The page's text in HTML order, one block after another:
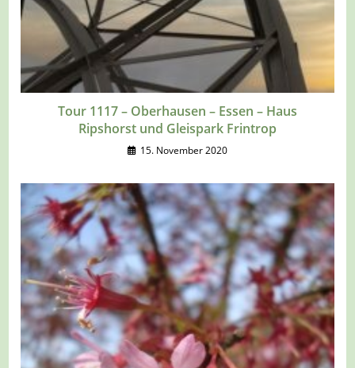
Tour 1117 – Oberhausen – Essen – Haus
Ripshorst und Gleispark Frintrop
15. November 2020